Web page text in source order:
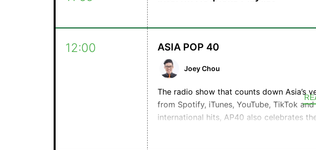
す。この番組は台湾の台北を拠点とする音
12:00 ASIA POP 40
Joey Chou
The radio show that counts down Asia’s
from Spotify, iTunes, YouTube, TikTok
international hits, AP40 also celebrates